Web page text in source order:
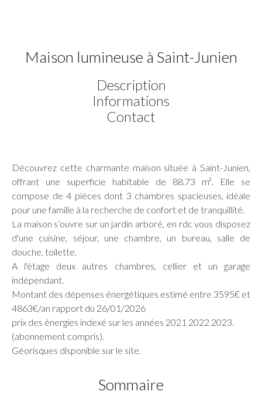
Maison lumineuse à Saint-Junien
Description
Informations
Contact
Découvrez cette charmante maison située à Saint-Junien,
offrant une superficie habitable de 88.73 m². Elle se
compose de 4 pièces dont 3 chambres spacieuses, idéale
pour une famille à la recherche de confort et de tranquillité.
La maison s’ouvre sur un jardin arboré, en rdc vous disposez
d'une cuisine, séjour, une chambre, un bureau, salle de
douche, toilette.
A l'étage deux autres chambres, cellier et un garage
indépendant.
Montant des dépenses énergétiques estimé entre 3595€ et
4863€/an rapport du 26/01/2026
prix des énergies indexé sur les années 2021 2022 2023.
(abonnement compris).
Géorisques disponible sur le site.
Sommaire